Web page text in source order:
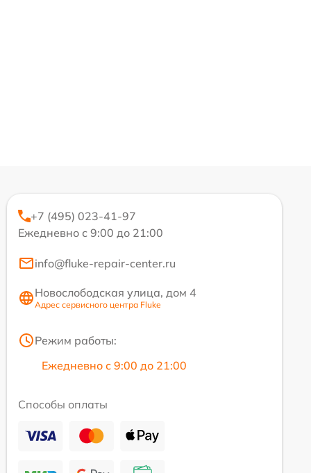
+7 (495) 023-41-97
Ежедневно с 9:00 до 21:00
info@fluke-repair-center.ru
Новослободская улица, дом 4
Адрес сервисного центра Fluke
Режим работы:
Ежедневно с 9:00 до 21:00
Способы оплаты